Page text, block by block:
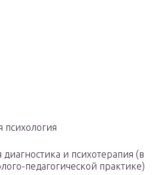
психология
диагностика и психотерапия (в
педагогической практике)